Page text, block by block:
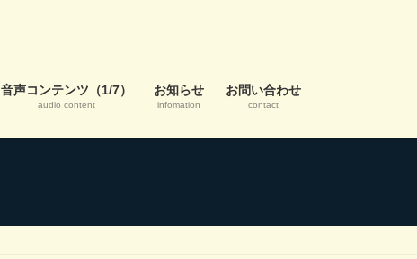
音声コンテンツ（1/7）
audio content
お知らせ
infomation
お問い合わせ
contact